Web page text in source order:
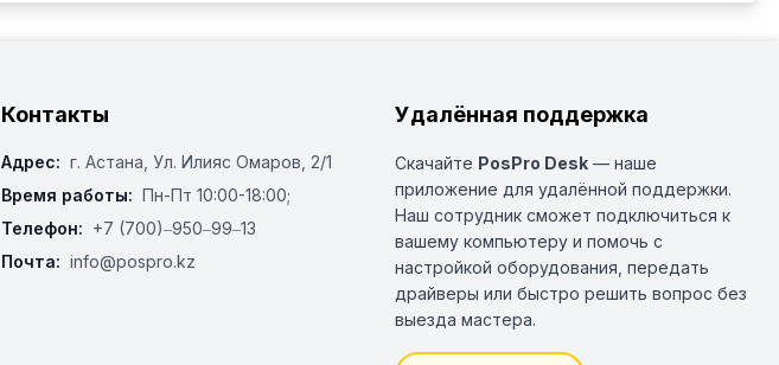
Контакты
Адрес: г. Астана, ​Ул. Илияс Омаров, 2/1
Время работы: Пн-Пт 10:00-18:00;
Телефон: +7 (700)‒950‒99‒13
Почта: info@pospro.kz
Удалённая поддержка
Скачайте PosPro Desk — наше
приложение для удалённой поддержки.
Наш сотрудник сможет подключиться к
вашему компьютеру и помочь с
настройкой оборудования, передать
драйверы или быстро решить вопрос без
выезда мастера.